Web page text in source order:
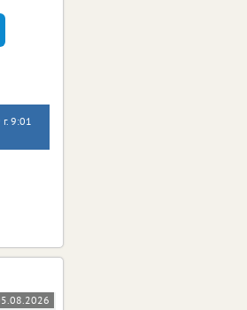
9:01